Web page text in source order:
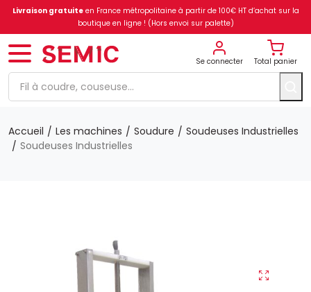
Livraison gratuiteen France métropolitaine à partir de 100€ HT d’achat sur la
boutique en ligne ! (Hors envoi sur palette)
Se connecter Total panier
Accueil Les machines Soudure
Soudeuses Industrielles
Soudeuses Industrielles